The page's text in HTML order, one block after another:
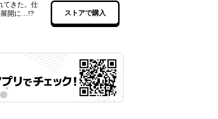
てきた。仕
展開に…!?
ストアで購入